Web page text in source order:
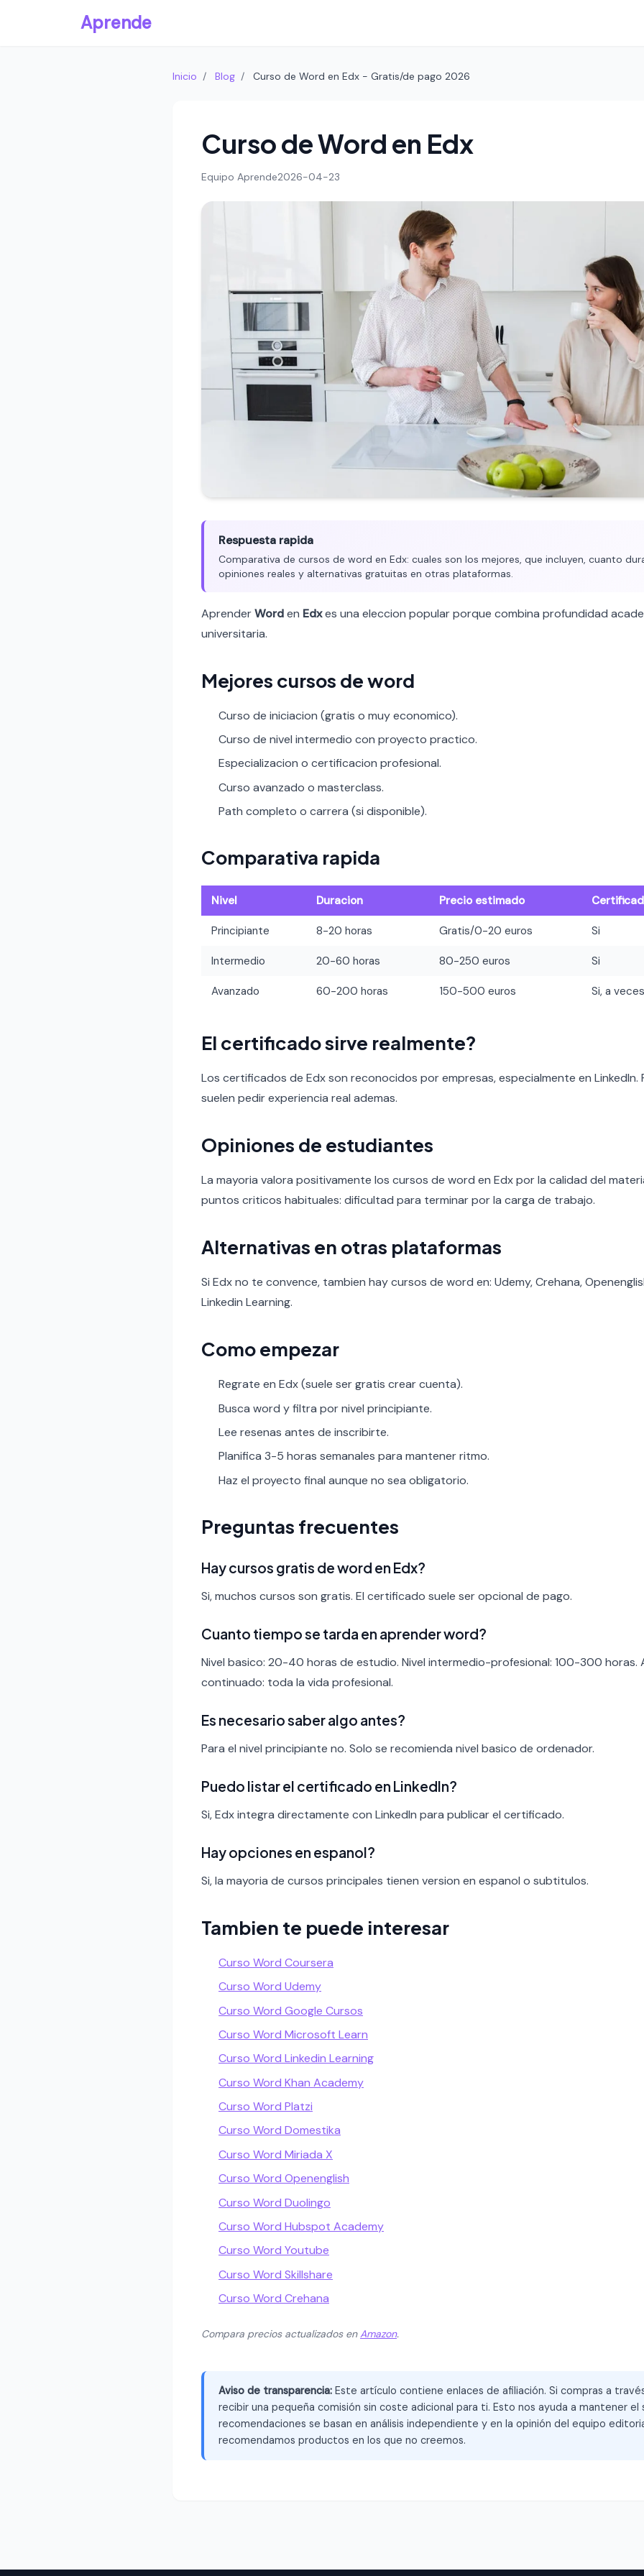
Aprende
Inicio / Blog / Curso de Word en Edx - Gratis/de pago 2026
Curso de Word en Edx
Equipo Aprende2026-04-23
Respuesta rapida
Comparativa de cursos de word en Edx: cuales son los mejores, que incluyen, cuanto
opiniones reales y alternativas gratuitas en otras plataformas.
AprenderWorden Edxes una eleccion popular porque combina profundidad
universitaria.
Mejores cursos de word
Curso de iniciacion (gratis o muy economico).
Curso de nivel intermedio con proyecto practico.
Especializacion o certificacion profesional.
Curso avanzado o masterclass.
Path completo o carrera (si disponible).
Comparativa rapida
Nivel Duracion Precio estimado
Principiante 8-20 horas Gratis/0-20 euros Si
Intermedio 20-60 horas 80-250 euros Si
Avanzado 60-200 horas 150-500 euros Si, a
El certificado sirve realmente?
Los certificados de Edx son reconocidos por empresas, especialmente en LinkedIn.
suelen pedir experiencia real ademas.
Opiniones de estudiantes
La mayoria valora positivamente los cursos de word en Edx por la calidad del
puntos criticos habituales: dificultad para terminar por la carga de trabajo.
Alternativas en otras plataformas
Si Edx no te convence, tambien hay cursos de word en: Udemy, Crehana,
Linkedin Learning.
Como empezar
Regrate en Edx (suele ser gratis crear cuenta).
Busca word y filtra por nivel principiante.
Lee resenas antes de inscribirte.
Planifica 3-5 horas semanales para mantener ritmo.
Haz el proyecto final aunque no sea obligatorio.
Preguntas frecuentes
Hay cursos gratis de word en Edx?
Si, muchos cursos son gratis. El certificado suele ser opcional de pago.
Cuanto tiempo se tarda en aprender word?
Nivel basico: 20-40 horas de estudio. Nivel intermedio-profesional: 100-300 horas.
continuado: toda la vida profesional.
Es necesario saber algo antes?
Para el nivel principiante no. Solo se recomienda nivel basico de ordenador.
Puedo listar el certificado en LinkedIn?
Si, Edx integra directamente con LinkedIn para publicar el certificado.
Hay opciones en espanol?
Si, la mayoria de cursos principales tienen version en espanol o subtitulos.
Tambien te puede interesar
Curso Word Coursera
Curso Word Udemy
Curso Word Google Cursos
Curso Word Microsoft Learn
Curso Word Linkedin Learning
Curso Word Khan Academy
Curso Word Platzi
Curso Word Domestika
Curso Word Miriada X
Curso Word Openenglish
Curso Word Duolingo
Curso Word Hubspot Academy
Curso Word Youtube
Curso Word Skillshare
Curso Word Crehana
Compara precios actualizados enAmazon.
Aviso de transparencia: Este artículo contiene enlaces de afiliación. Si compras a
recibir una pequeña comisión sin coste adicional para ti. Esto nos ayuda a mantener el
recomendaciones se basan en análisis independiente y en la opinión del equipo
recomendamos productos en los que no creemos.